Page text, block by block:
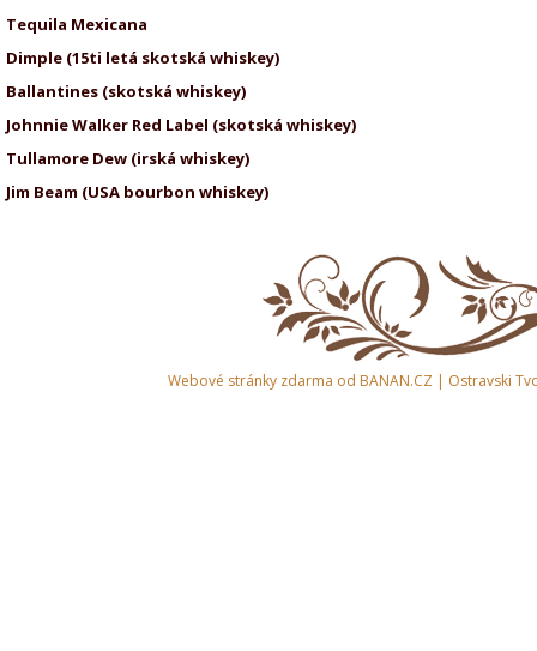
Tequila Mexicana
Dimple (15ti letá skotská
Ballantines (skotská
Johnnie Walker Red Label (skotská
Tullamore Dew (irská
Jim Beam (USA bourbon whiskey)
Webové stránky zdarma od BANAN.CZ | Ostravski